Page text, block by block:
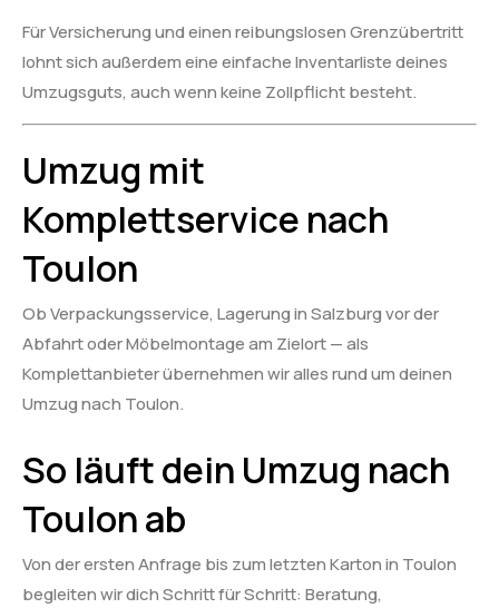
Für Versicherung und einen reibungslosen Grenzübertritt
lohnt sich außerdem eine einfache Inventarliste deines
Umzugsguts, auch wenn keine Zollpflicht besteht.
Umzug mit
Komplettservice nach
Toulon
Ob Verpackungsservice, Lagerung in Salzburg vor der
Abfahrt oder Möbelmontage am Zielort — als
Komplettanbieter übernehmen wir alles rund um deinen
Umzug nach Toulon.
So läuft dein Umzug nach
Toulon ab
Von der ersten Anfrage bis zum letzten Karton in Toulon
begleiten wir dich Schritt für Schritt: Beratung,